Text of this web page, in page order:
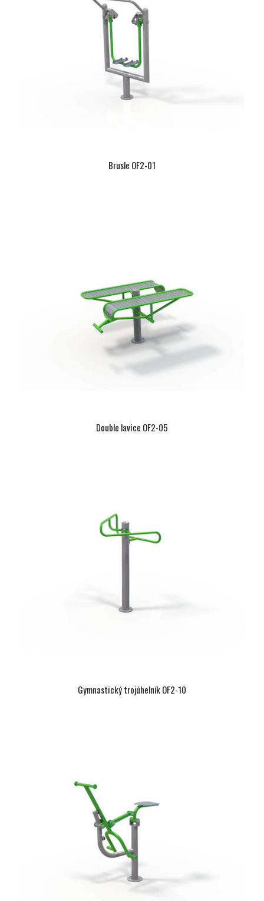
Brusle OF2-01
Double lavice OF2-05
Gymnastický trojúhelník OF2-10